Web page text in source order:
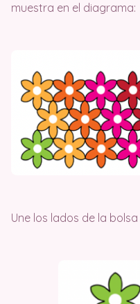
muestra en el diagrama:
Une los lados de la